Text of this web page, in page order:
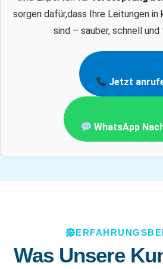
sorgen dafür,dass Ihre Leitungen
sind – sauber, schnell und
Jetzt
WhatsApp
Was Unsere